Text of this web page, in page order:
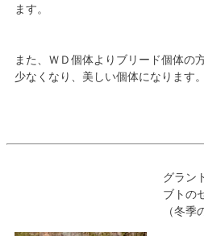
ます。
また、ＷＤ個体よりブリード個体の
少なくなり、美しい個体になります。
グラン
ブトの
（冬季